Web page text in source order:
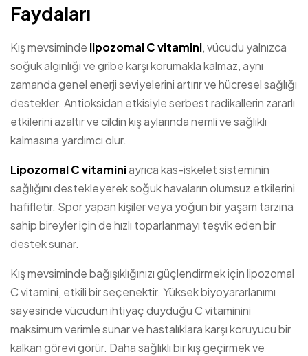
Faydaları
Kış mevsiminde lipozomal C vitamini, vücudu yalnızca
soğuk algınlığı ve gribe karşı korumakla kalmaz, aynı
zamanda genel enerji seviyelerini artırır ve hücresel sağlığı
destekler. Antioksidan etkisiyle serbest radikallerin zararlı
etkilerini azaltır ve cildin kış aylarında nemli ve sağlıklı
kalmasına yardımcı olur.
Lipozomal C vitaminiayrıca kas-iskelet sisteminin
sağlığını destekleyerek soğuk havaların olumsuz etkilerini
hafifletir. Spor yapan kişiler veya yoğun bir yaşam tarzına
sahip bireyler için de hızlı toparlanmayı teşvik eden bir
destek sunar.
Kış mevsiminde bağışıklığınızı güçlendirmek için lipozomal
C vitamini, etkili bir seçenektir. Yüksek biyoyararlanımı
sayesinde vücudun ihtiyaç duyduğu C vitaminini
maksimum verimle sunar ve hastalıklara karşı koruyucu bir
kalkan görevi görür. Daha sağlıklı bir kış geçirmek ve